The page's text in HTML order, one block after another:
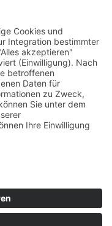
bis Freitags von 8:00
0